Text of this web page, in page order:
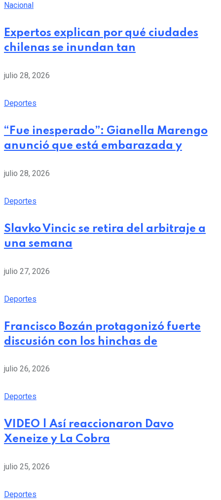
Nacional
Expertos explican por qué ciudades
chilenas se inundan tan
julio 28, 2026
Deportes
“Fue inesperado”: Gianella Marengo
anunció que está embarazada y
julio 28, 2026
Deportes
Slavko Vincic se retira del arbitraje a
una semana
julio 27, 2026
Deportes
Francisco Bozán protagonizó fuerte
discusión con los hinchas de
julio 26, 2026
Deportes
VIDEO | Así reaccionaron Davo
Xeneize y La Cobra
julio 25, 2026
Deportes